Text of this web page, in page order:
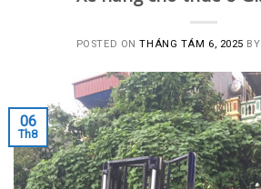
POSTED ONTHÁNG TÁM 6, 2025
06
Th8